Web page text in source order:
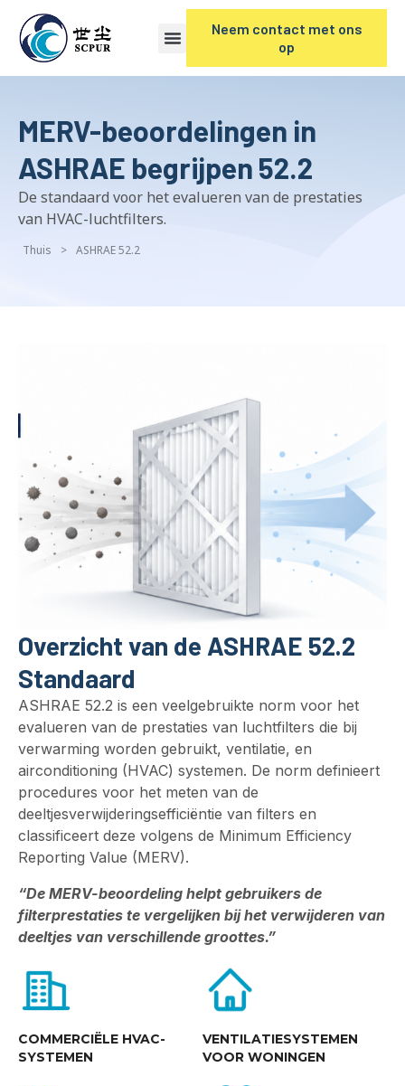
Neem contact met ons
op
MERV-beoordelingen in
ASHRAE begrijpen 52.2
De standaard voor het evalueren van de prestaties
van HVAC-luchtfilters.
Thuis > ASHRAE 52.2
Overzicht van de ASHRAE 52.2
Standaard
ASHRAE 52.2 is een veelgebruikte norm voor het
evalueren van de prestaties van luchtfilters die bij
verwarming worden gebruikt, ventilatie, en
airconditioning (HVAC) systemen. De norm definieert
procedures voor het meten van de
deeltjesverwijderingsefficiëntie van filters en
classificeert deze volgens de Minimum Efficiency
Reporting Value (MERV).
“De MERV-beoordeling helpt gebruikers de
filterprestaties te vergelijken bij het verwijderen van
deeltjes van verschillende groottes.”
COMMERCIËLE HVAC-
SYSTEMEN
VENTILATIESYSTEMEN
VOOR WONINGEN